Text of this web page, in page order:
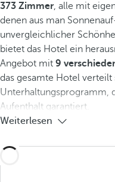
373 Zimmer, alle mit
denen aus man
unvergleichlicher
bietet das Hotel ein
Angebot mit 9
das gesamte Hotel
Unterhaltungsprogramm,
Aufenthalt garantiert.
Weiterlesen